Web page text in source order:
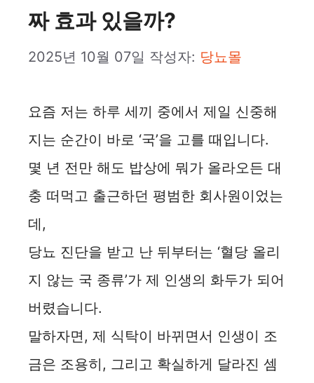
짜 효과 있을까?
2025년 10월 07일 작성자: 당뇨몰
요즘 저는 하루 세끼 중에서 제일 신중해
지는 순간이 바로 ‘국’을 고를 때입니다.
몇 년 전만 해도 밥상에 뭐가 올라오든 대
충 떠먹고 출근하던 평범한 회사원이었는
데,
당뇨 진단을 받고 난 뒤부터는 ‘혈당 올리
지 않는 국 종류’가 제 인생의 화두가 되어
버렸습니다.
말하자면, 제 식탁이 바뀌면서 인생이 조
금은 조용히, 그리고 확실하게 달라진 셈